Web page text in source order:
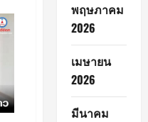
พฤษภาคม
2026
เมษายน
2026
มีนาคม